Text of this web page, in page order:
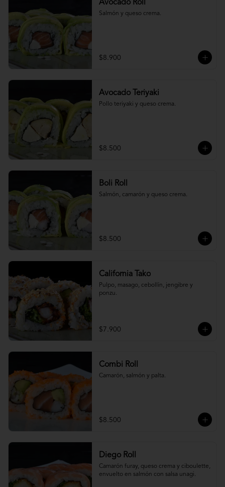
Avocado Roll
Salmón y queso crema.
$8.900
Avocado Teriyaki
Pollo teriyaki y queso crema.
$8.500
Boli Roll
Salmón, camarón y queso crema.
$8.500
California Tako
Pulpo, masago, cebollín, jengibre y
ponzu.
$7.900
Combi Roll
Camarón, salmón y palta.
$8.500
Diego Roll
Camarón furay, queso crema y ciboulette,
envuelto en salmón con salsa unagi.